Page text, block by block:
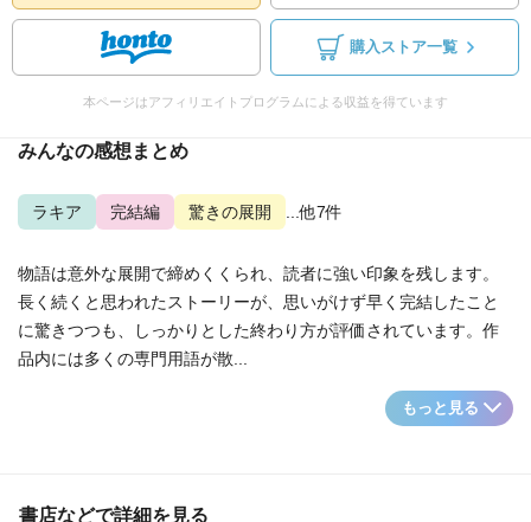
購入ストア一覧
本ページはアフィリエイトプログラムによる収益を得ています
みんなの感想まとめ
ラキア 完結編 驚きの展開 ...他7件
物語は意外な展開で締めくくられ、読者に強い印象を残します。
長く続くと思われたストーリーが、思いがけず早く完結したこと
に驚きつつも、しっかりとした終わり方が評価されています。作
品内には多くの専門用語が散...
もっと見る
書店などで詳細を見る